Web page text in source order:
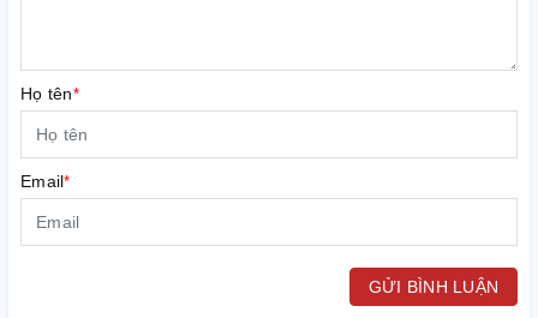
Họ tên*
Email*
GỬI BÌNH LUẬN